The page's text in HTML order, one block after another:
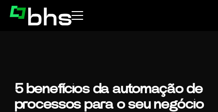
5 benefícios da automação de
processos para o seu negócio